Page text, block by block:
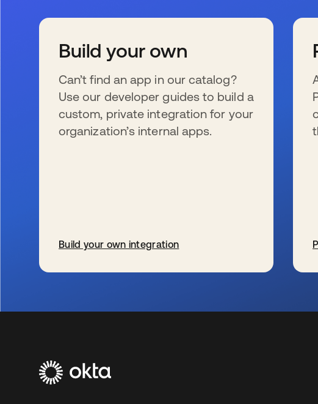
Build your own
Can’t find an app in our catalog?
Use our developer guides to build a
custom, private integration for your
organization’s internal apps.
Build your own integration